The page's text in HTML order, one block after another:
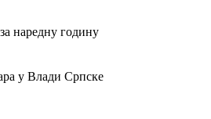
наредну годину
у Влади Српске